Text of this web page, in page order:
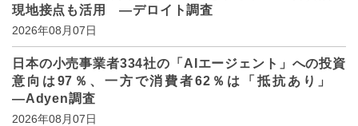
現地接点も活用 ―デロイト調査
2026年08月07日
日本の小売事業者334社の「AIエージェント」への投資
意向は97％、一方で消費者62％は「抵抗あり」
―Adyen調査
2026年08月07日